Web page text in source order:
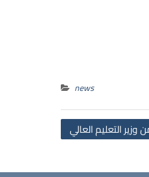
news
التعليم العالي